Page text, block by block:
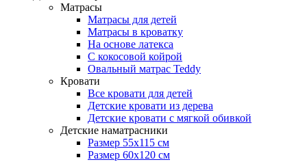
Матрасы
Матрасы для детей
Матрасы в кроватку
На основе латекса
С кокосовой койрой
Овальный матрас Teddy
Кровати
Все кровати для детей
Детские кровати из дерева
Детские кровати с мягкой обивкой
Детские наматрасники
Размер 55x115 см
Размер 60x120 см